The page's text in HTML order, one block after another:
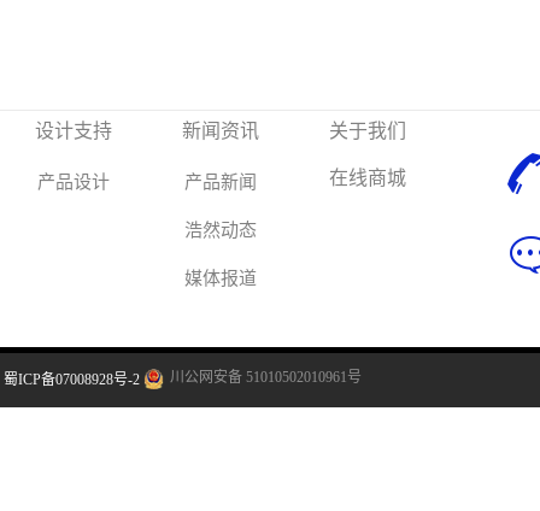
设计支持
产品设计
新闻资讯
产品新闻
浩然动态
媒体报道
关于我们
在线商城
蜀ICP备07008928号-2 川公网安备 51010502010961号